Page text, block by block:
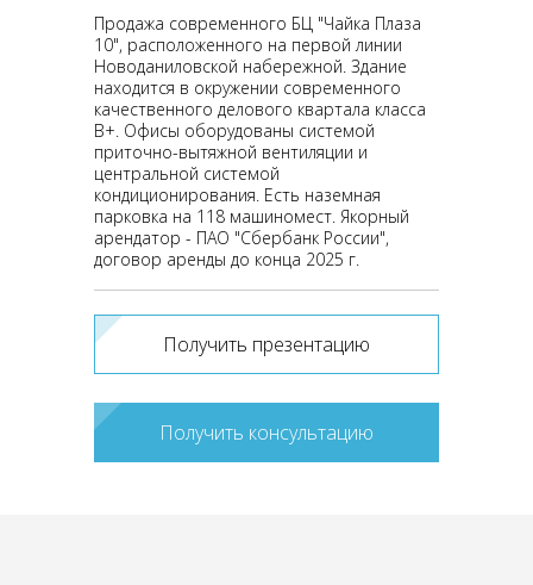
Продажа современного БЦ "Чайка Плаза
10", расположенного на первой линии
Новоданиловской набережной. Здание
находится в окружении современного
качественного делового квартала класса
В+. Офисы оборудованы системой
приточно-вытяжной вентиляции и
центральной системой
кондиционирования. Есть наземная
парковка на 118 машиномест. Якорный
арендатор - ПАО "Сбербанк России",
договор аренды до конца 2025 г.
Получить презентацию
Получить консультацию